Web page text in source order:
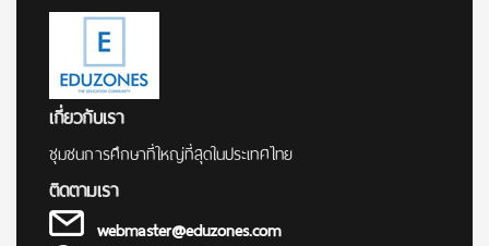
เกี่ยวกับเรา
ชุมชนการศึกษาที่ใหญ่ที่สุดในประเทศไทย
ติดตามเรา
webmaster@eduzones.com